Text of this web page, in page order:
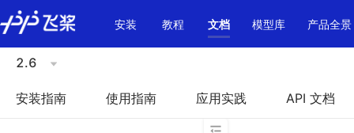
\u200E
安装
教程 文档 模型库 产品全景
2.6
安装指南 使用指南 应用实践 API 文档